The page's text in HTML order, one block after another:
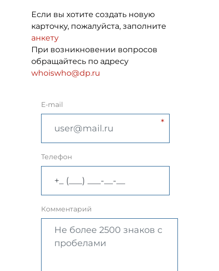
Если вы хотите создать новую
карточку, пожалуйста, заполните
анкету
При возникновении вопросов
обращайтесь по адресу
whoiswho@dp.ru
E-mail
Телефон
Комментарий